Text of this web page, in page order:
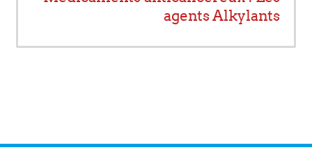
agents Alkylants